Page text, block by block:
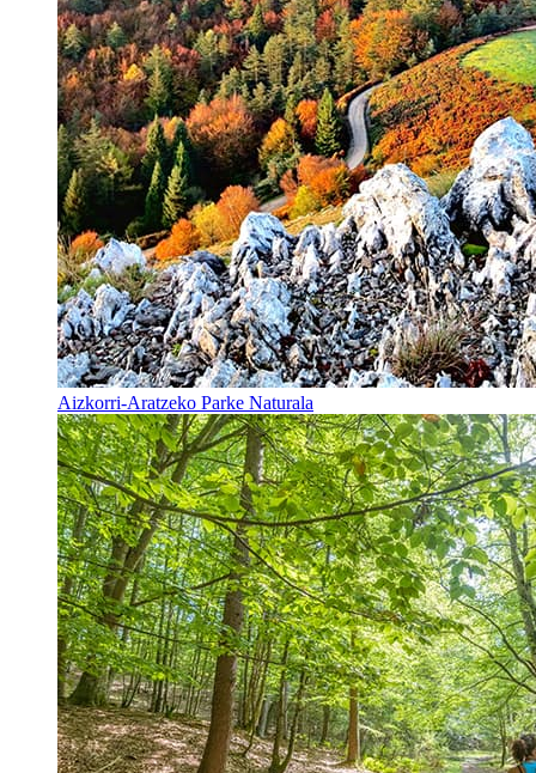
Aizkorri-Aratzeko Parke Naturala